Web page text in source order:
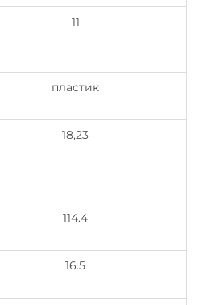
11
пластик
18,23
114.4
16.5